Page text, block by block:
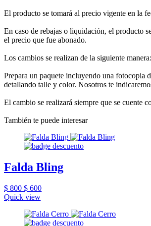
El producto se tomará al precio vigente en la
En caso de rebajas o liquidación, el producto
el precio que fue abonado.
Los cambios se realizan de la siguiente manera:
Prepara un paquete incluyendo una fotocopia
detallando talle y color. Nosotros te
El cambio se realizará siempre que se cuente
También te puede interesar
Falda Bling
$ 800 $ 600
Quick view